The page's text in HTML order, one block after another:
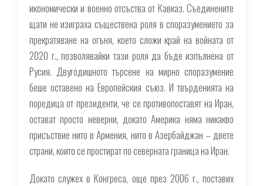
икономически и военно отсъства от Кавказ. Съединените
щати не изиграха съществена роля в споразумението за
прекратяване на огъня, което сложи край на войната от
2020 г., позволявайки тази роля да бъде изпълнена от
Русия. Двугодишното търсене на мирно споразумение
беше оставено на Европейския съюз. И твърденията на
поредица от президенти, че се противопоставят на Иран,
остават просто неверни, докато Америка няма никакво
присъствие нито в Армения, нито в Азербайджан – двете
страни, които се простират по северната граница на Иран.
Докато служех в Конгреса, още през 2006 г., поставих